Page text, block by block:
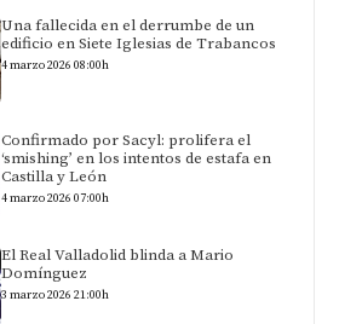
Una fallecida en el derrumbe de un
edificio en Siete Iglesias de Trabancos
4 marzo 2026 08:00h
Confirmado por Sacyl: prolifera el
‘smishing’ en los intentos de estafa en
Castilla y León
4 marzo 2026 07:00h
El Real Valladolid blinda a Mario
Domínguez
3 marzo 2026 21:00h